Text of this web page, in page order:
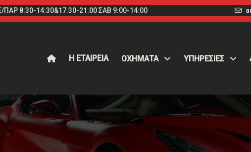
8:30-14:30&17:30-21:00 ΣΑΒ 9:00-14:00
Η ΕΤΑΙΡΕΙΑ ΟΧΉΜΑΤΑ ΥΠΗΡΕΣΙΕΣ